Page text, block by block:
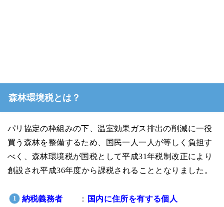
森林環境税とは？
パリ協定の枠組みの下、温室効果ガス排出の削減に一役
買う森林を整備するため、国民一人一人が等しく負担す
べく、森林環境税が国税として平成31年税制改正により
創設され平成36年度から課税されることとなりました。
納税義務者 ： 国内に住所を有する個人